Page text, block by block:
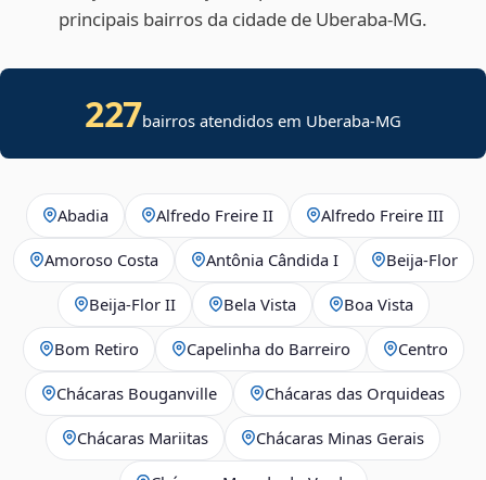
principais bairros da cidade de Uberaba‑MG.
227bairros atendidos em Uberaba-MG
Abadia Alfredo Freire II Alfredo Freire III
Amoroso Costa Antônia Cândida I Beija‑Flor
Beija‑Flor II Bela Vista Boa Vista
Bom Retiro Capelinha do Barreiro Centro
Chácaras Bouganville Chácaras das Orquideas
Chácaras Mariitas Chácaras Minas Gerais